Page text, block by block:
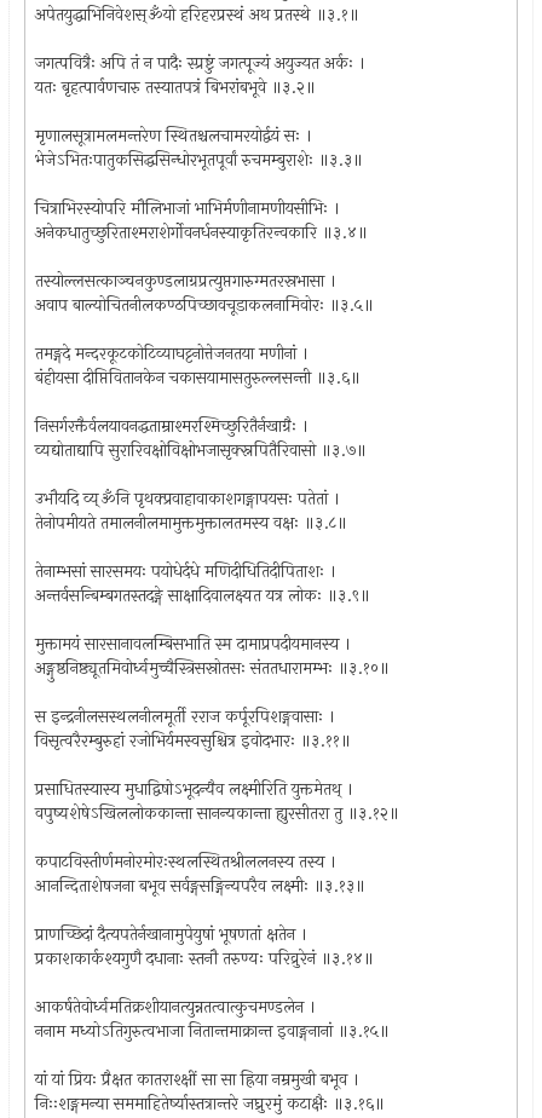
अपेतयुद्धाभिनिवेशस्ॐयो हरिहरप्रस्थं अथ प्रतस्थे ॥३.१॥
जगत्पवित्रैः अपि तं न पादैः स्प्रष्टुं जगत्पूज्यं अयुज्यत अर्कः ।
यतः बृहत्पार्वणचारु तस्यातपत्रं बिभरांबभूवे ॥३.२॥
मृणालसूत्रामलमन्तरेण स्थितश्चलचामरयोर्द्वयं सः ।
भेजेऽभितःपातुकसिद्धसिन्धोरभूतपूर्वां रुचमम्बुराशेः ॥३.३॥
चित्राभिरस्योपरि मौलिभाजां भाभिर्मणीनामणीयसीभिः ।
अनेकधातुच्छुरिताश्मराशेर्गोवनर्धनस्याकृतिरन्वकारि ॥३.४॥
तस्योल्लसत्काञ्चनकुण्डलाग्रप्रत्युप्तगारुग्मतरस्रभासा ।
अवाप बाल्योचितनीलकण्ठपिच्छावचूडाकलनामिवोरः ॥३.५॥
तमङ्गदे मन्दरकूटकोटिव्याघट्टनोत्तेजनतया मणीनां ।
बंहीयसा दीप्तिवितानकेन चकासयामासतुरुल्लसन्ती ॥३.६॥
निसर्गरक्तैर्वलयावनद्धताम्राश्मरश्मिच्छुरितैर्नखाग्रैः ।
व्यद्योताद्यापि सुरारिवक्षोविक्षोभजासृक्स्नपितैरिवासो ॥३.७॥
उभौयदि व्य्ॐनि पृथक्प्रवाहावाकाशगङ्गापयसः पतेतां ।
तेनोपमीयते तमालनीलमामुक्तमुक्तालतमस्य वक्षः ॥३.८॥
तेनाम्भसां सारसमयः पयोधेर्दधे मणिदीधितिदीपिताशः ।
अन्तर्वसन्बिम्बगतस्तदङ्गे साक्षादिवालक्ष्यत यत्र लोकः ॥३.९॥
मुक्तामयं सारसानावलम्बिसभाति स्म दामाप्रपदीयमानस्य ।
अङ्गुष्ठनिष्ठ्यूतमिवोर्ध्वमुच्चैस्त्रिसस्रोतसः संततधारामम्भः ॥३.१०॥
स इन्द्रनीलसस्थलनीलमूर्ती रराज कर्पूरपिशङ्गवासाः ।
विसृत्वरैरम्बुरुहां रजोभिर्यमस्वसुश्चित्र इवोदभारः ॥३.११॥
प्रसाधितस्यास्य मुधाद्विषोऽभूदन्यैव लक्ष्मीरिति युक्तमेतथ् ।
वपुष्यशेषेऽखिललोककान्ता सानन्यकान्ता ह्युरसीतरा तु ॥३.१२॥
कपाटविस्तीर्णमनोरमोरःस्थलस्थितश्रीललनस्य तस्य ।
आनन्दिताशेषजना बभूव सर्वङ्गसङ्गिन्यपरैव लक्ष्मीः ॥३.१३॥
प्राणच्छिदां दैत्यपतेर्नखानामुपेयुषां भूषणतां क्षतेन ।
प्रकाशकार्कश्यगुणै दधानाः स्तनौ तरुण्यः परिव्रुरेनं ॥३.१४॥
आकर्षतेवोर्ध्वमतिक्रशीयानत्युन्नतत्वात्कुचमण्डलेन ।
ननाम मध्योऽतिगुरुत्वभाजा नितान्तमाक्रान्त इवाङ्गनानां ॥३.१५॥
यां यां प्रियः प्रैक्षत कातराश्क्षीं सा सा ह्रिया नम्रमुखी बभूव ।
निःःशङ्गमन्या सममाहितेर्ष्यास्तत्रान्तरे जघ्रुरमुं कटाक्षैः ॥३.१६॥